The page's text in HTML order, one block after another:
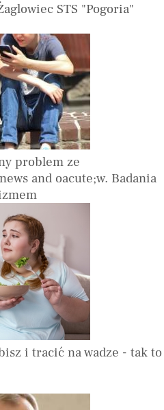
STS "Pogoria"
problem ze
and oacute;w. Badania
i tracić na wadze - tak to